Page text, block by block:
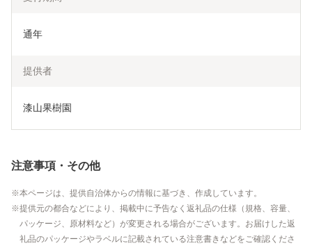
通年
提供者
漆山果樹園
注意事項・その他
本ページは、提供自治体からの情報に基づき、作成しています。
提供元の都合などにより、掲載中に予告なく返礼品の仕様（規格、容量、
パッケージ、原材料など）が変更される場合がございます。お届けした返
礼品のパッケージやラベルに記載されている注意書きなどをご確認くださ